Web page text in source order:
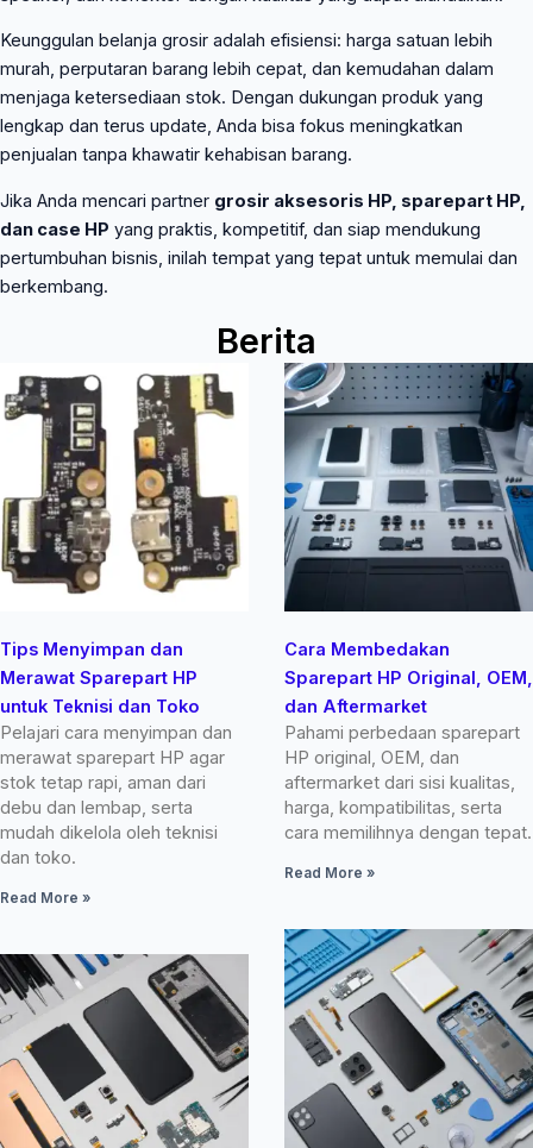
Keunggulan belanja grosir adalah efisiensi: harga satuan lebih
murah, perputaran barang lebih cepat, dan kemudahan dalam
menjaga ketersediaan stok. Dengan dukungan produk yang
lengkap dan terus update, Anda bisa fokus meningkatkan
penjualan tanpa khawatir kehabisan barang.
Jika Anda mencari partner grosir aksesoris HP, sparepart HP,
dan case HP yang praktis, kompetitif, dan siap mendukung
pertumbuhan bisnis, inilah tempat yang tepat untuk memulai dan
berkembang.
Berita
Tips Menyimpan dan
Merawat Sparepart HP
untuk Teknisi dan Toko
Pelajari cara menyimpan dan
merawat sparepart HP agar
stok tetap rapi, aman dari
debu dan lembap, serta
mudah dikelola oleh teknisi
dan toko.
Read More »
Cara Membedakan
Sparepart HP Original, OEM,
dan Aftermarket
Pahami perbedaan sparepart
HP original, OEM, dan
aftermarket dari sisi kualitas,
harga, kompatibilitas, serta
cara memilihnya dengan tepat.
Read More »
Page Page Page